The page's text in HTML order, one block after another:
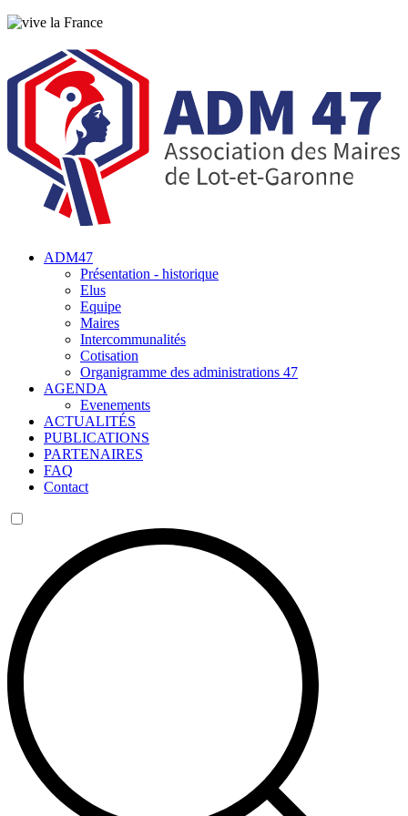
ADM47
Présentation - historique
Elus
Equipe
Maires
Intercommunalités
Cotisation
Organigramme des administrations 47
AGENDA
Evenements
ACTUALITÉS
PUBLICATIONS
PARTENAIRES
FAQ
Contact